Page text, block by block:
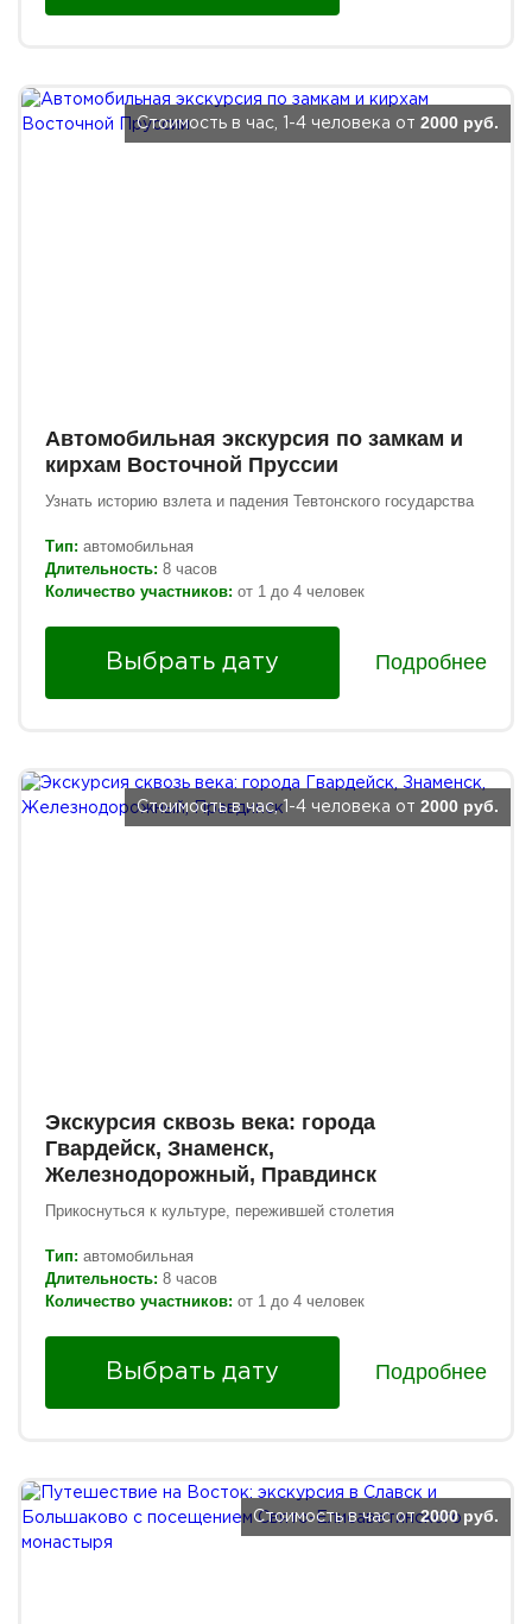
Автомобильная экскурсия по замкам и
кирхам Восточной Пруссии
Узнать историю взлета и падения Тевтонского государства
Тип: автомобильная
Длительность: 8 часов
Количество участников: от 1 до 4 человек
Стоимость в час, 1-4 человека от 2000 руб.
Выбрать дату Подробнее
Экскурсия сквозь века: города
Гвардейск, Знаменск,
Железнодорожный, Правдинск
Прикоснуться к культуре, пережившей столетия
Тип: автомобильная
Длительность: 8 часов
Количество участников: от 1 до 4 человек
Стоимость в час, 1-4 человека от 2000 руб.
Выбрать дату Подробнее
Стоимость в час от2000 руб.